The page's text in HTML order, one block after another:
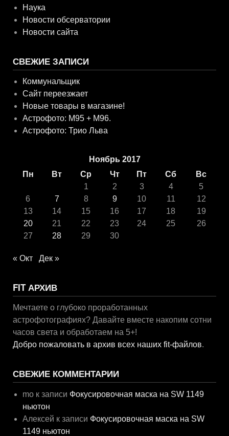
Наука
Новости обсерватории
Новости сайта
СВЕЖИЕ ЗАПИСИ
Коммунальщик
Сайт переезжает
Новые товары в магазине!
Астрофото: M95 + M96.
Астрофото: Трио Льва
Ноябрь 2017
Пн
Вт Ср Чт Пт Сб
Вс
1
2 3 4
5
6
7 8 9 10 11
12
13
14 15 16 17 18
19
20
21 22 23 24 25
26
27
28 29 30
« Окт Дек »
FIT АРХИВ
Мечтаете о глубоко проработанных
астрофотографиях? Давайте вместе накопим сотни
часов света и обработаем на 5+!
Добро пожаловать в архив всех наших fit-файлов.
СВЕЖИЕ КОММЕНТАРИИ
mo к записи Фокусировочная маска на SW 1149
ньютон
Алексей к записи Фокусировочная маска на SW
1149 ньютон